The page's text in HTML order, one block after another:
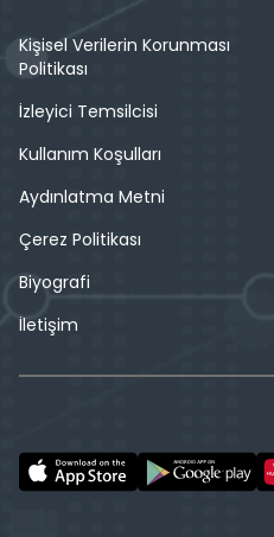
Kişisel Verilerin Korunması
Politikası
İzleyici Temsilcisi
Kullanım Koşulları
Aydınlatma Metni
Çerez Politikası
Biyografi
İletişim